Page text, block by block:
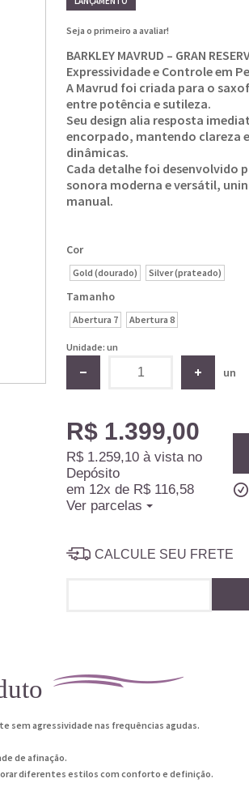
Seja o primeiro a avaliar!
BARKLEY MAVRUD – GRAN
Expressividade e Controle em
A Mavrud foi criada para o
entre potência e sutileza.
Seu design alia resposta
encorpado, mantendo clareza
dinâmicas.
Cada detalhe foi desenvolvido
sonora moderna e versátil,
manual.
Cor
Gold (dourado) Silver (prateado)
Tamanho
Abertura 7 Abertura 8
Unidade: un
un
R$ 1.399,00
R$ 1.259,10 à vista no
Depósito
em 12x de R$ 116,58
Ver parcelas
CALCULE SEU FRETE
sem agressividade nas frequências agudas.
de afinação.
diferentes estilos com conforto e definição.